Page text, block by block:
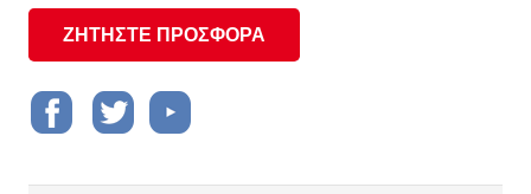
ΖΗΤΗΣΤΕ ΠΡΟΣΦΟΡΑ